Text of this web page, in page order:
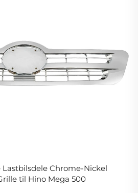
Lastbilsdele Chrome-Nickel
til Hino Mega 500